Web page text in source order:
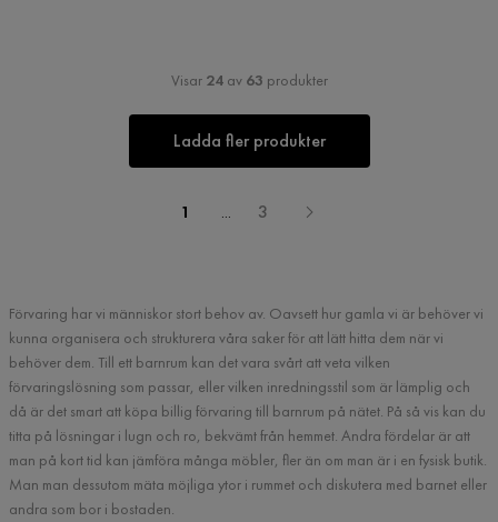
Visar 24av 63 produkter
Ladda fler produkter
1 ... 3
Förvaring har vi människor stort behov av. Oavsett hur gamla vi är behöver vi
kunna organisera och strukturera våra saker för att lätt hitta dem när vi
behöver dem. Till ett barnrum kan det vara svårt att veta vilken
förvaringslösning som passar, eller vilken inredningsstil som är lämplig och
då är det smart att köpa billig förvaring till barnrum på nätet. På så vis kan du
titta på lösningar i lugn och ro, bekvämt från hemmet. Andra fördelar är att
man på kort tid kan jämföra många möbler, fler än om man är i en fysisk butik.
Man man dessutom mäta möjliga ytor i rummet och diskutera med barnet eller
andra som bor i bostaden.